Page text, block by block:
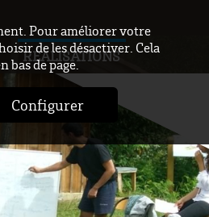
Pour améliorer votre
de les désactiver. Cela
bas de page.
Configurer
RÉALISATIONS